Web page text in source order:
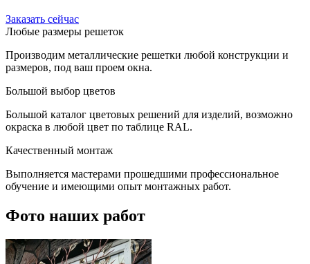
Заказать сейчас
Любые размеры решеток
Производим металлические решетки любой конструкции и
размеров, под ваш проем окна.
Большой выбор цветов
Большой каталог цветовых решений для изделий, возможно
окраска в любой цвет по таблице RAL.
Качественный монтаж
Выполняется мастерами прошедшими профессиональное
обучение и имеющими опыт монтажных работ.
Фото наших работ